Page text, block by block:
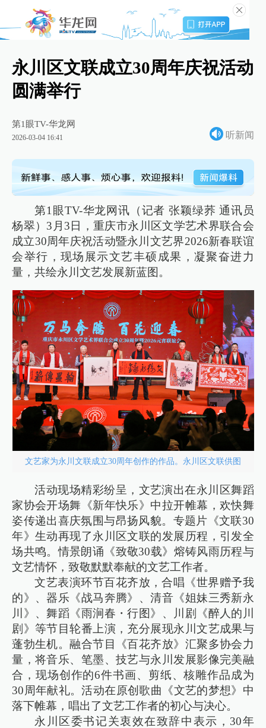
永川区文联成立30周年庆祝活动
圆满举行
第1眼TV-华龙网
2026-03-04 16:41 听新闻
第1眼TV-华龙网讯（记者 张颖绿荞 通讯员
杨翠）3月3日，重庆市永川区文学艺术界联合会
成立30周年庆祝活动暨永川文艺界2026新春联谊
会举行，现场展示文艺丰硕成果，凝聚奋进力
量，共绘永川文艺发展新蓝图。
文艺家为永川文联成立30周年创作的作品。永川区文联供图
活动现场精彩纷呈，文艺演出在永川区舞蹈
家协会开场舞《新年快乐》中拉开帷幕，欢快舞
姿传递出喜庆氛围与昂扬风貌。专题片《文联30
年》生动再现了永川区文联的发展历程，引发全
场共鸣。情景朗诵《致敬30载》熔铸风雨历程与
文艺情怀，致敬默默奉献的文艺工作者。
文艺表演环节百花齐放，合唱《世界赠予我
的》、器乐《战马奔腾》、清音《姐妹三秀新永
川》、舞蹈《雨涧春・行图》、川剧《醉人的川
剧》等节目轮番上演，充分展现永川文艺成果与
蓬勃生机。融合节目《百花齐放》汇聚多协会力
量，将音乐、笔墨、技艺与永川发展影像完美融
合，现场创作的6件书画、剪纸、核雕作品成为
30周年献礼。活动在原创歌曲《文艺的梦想》中
落下帷幕，唱出了文艺工作者的初心与决心。
永川区委书记关衷效在致辞中表示，30年